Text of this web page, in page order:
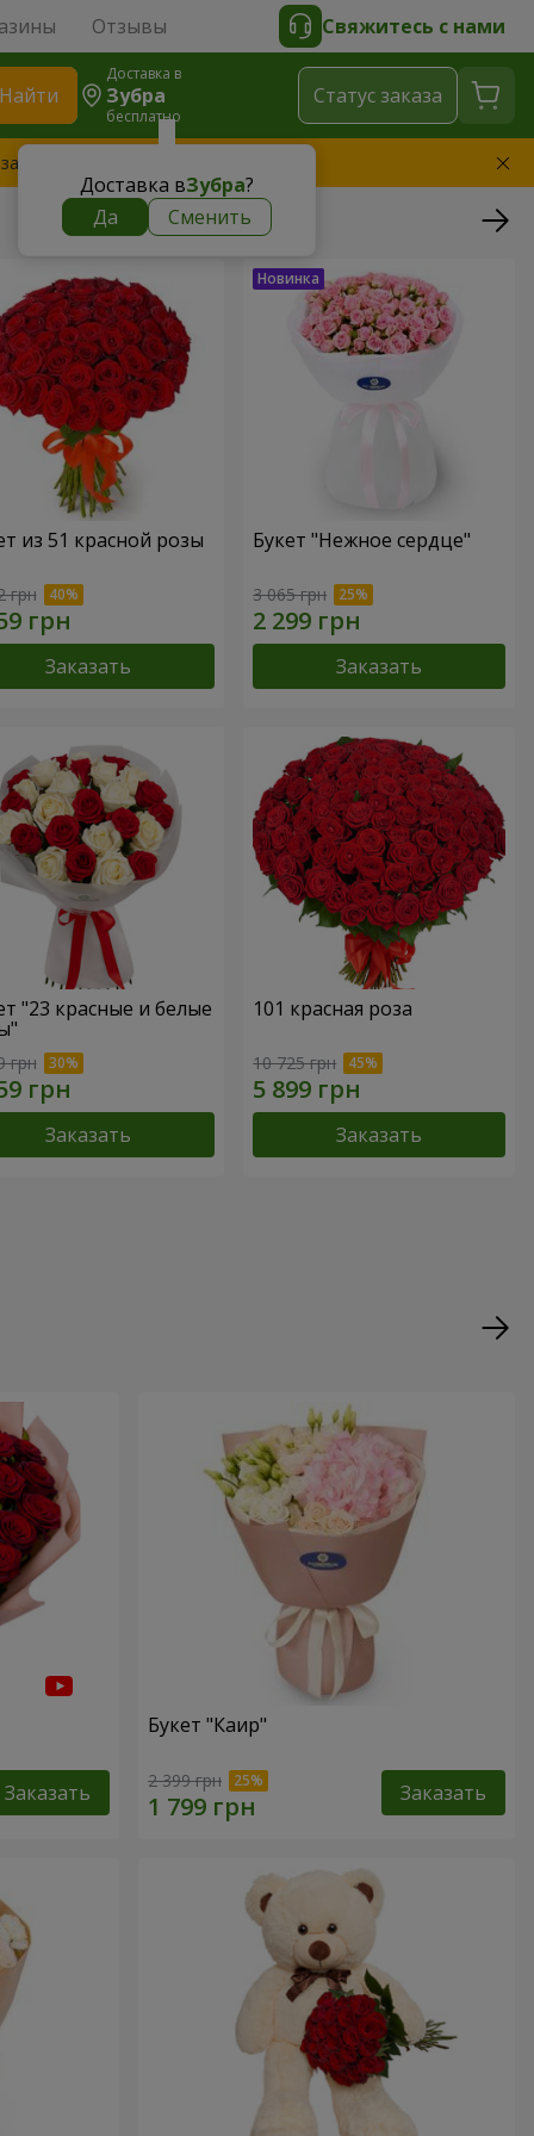
Отзывы Свяжитесь с нами
Найти
Доставка в
Зубра
бесплатно
Доставка вЗубра?
Да
Сменить
Cтатус заказа
букет
из 51 красной розы
грн
Заказать
Букет "Нежное сердце"
3 065 грн
Заказать
"23 красные и белые
грн
Заказать
101 красная роза
10 725 грн
Заказать
Заказать
Букет "Каир"
2 399 грн Заказать